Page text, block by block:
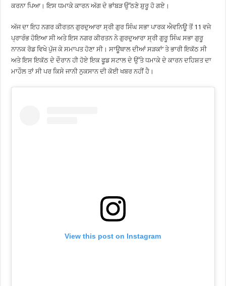
ਕਰਨਾ ਪਿਆ। ਇਸ ਧਮਾਕੇ ਕਾਰਨ ਅੱਗ ਦੇ ਭਾਂਬੜ ਉੱਠਣੇ ਸ਼ੁਰੂ ਹੋ ਗਏ।
ਅੱਜ ਦਾ ਇਹ ਨਗਰ ਕੀਰਤਨ ਗੁਰਦੁਆਰਾ ਸ੍ਰੀ ਗੁਰ ਸਿੰਘ ਸਭਾ ਪਾਰਕ ਐਵਨਿਊ ਤੋਂ 11 ਵਜੇ
ਪ੍ਰਾਰੰਭ ਹੋਇਆ ਸੀ ਅਤੇ ਇਸ ਨਗਰ ਕੀਰਤਨ ਨੇ ਗੁਰਦੁਆਰਾ ਸ੍ਰੀ ਗੁਰੂ ਸਿੰਘ ਸਭਾ ਗੁਰੂ
ਨਾਨਕ ਰੋਡ ਵਿਖੇ ਪੁੱਜ ਕੇ ਸਮਾਪਤ ਹੋਣਾ ਸੀ। ਸਾਊਥਾਲ ਦੀਆਂ ਸੜਕਾਂ’ ਤੇ ਭਾਰੀ ਇਕੱਠ ਸੀ
ਅਤੇ ਇਸ ਇਕੱਠ ਦੇ ਦੌਰਾਨ ਹੀ ਹੋਏ ਇਕ ਫੂਡ ਸਟਾਲ ਦੇ ਉੱਤੇ ਧਮਾਕੇ ਦੇ ਕਾਰਨ ਦਹਿਸ਼ਤ ਦਾ
ਮਾਹੌਲ ਤਾਂ ਸੀ ਪਰ ਕਿਸੇ ਜਾਨੀ ਨੁਕਸਾਨ ਦੀ ਕੋਈ ਖਬਰ ਨਹੀਂ ਹੈ।
View this post on Instagram